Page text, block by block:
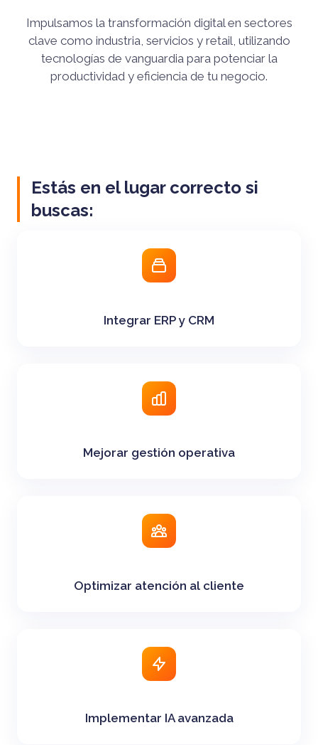
Impulsamos la transformación digital en sectores
clave como industria, servicios y retail, utilizando
tecnologías de vanguardia para potenciar la
productividad y eficiencia de tu negocio.
Estás en el lugar correcto si
buscas:
Integrar ERP y CRM
Mejorar gestión operativa
Optimizar atención al cliente
Implementar IA avanzada